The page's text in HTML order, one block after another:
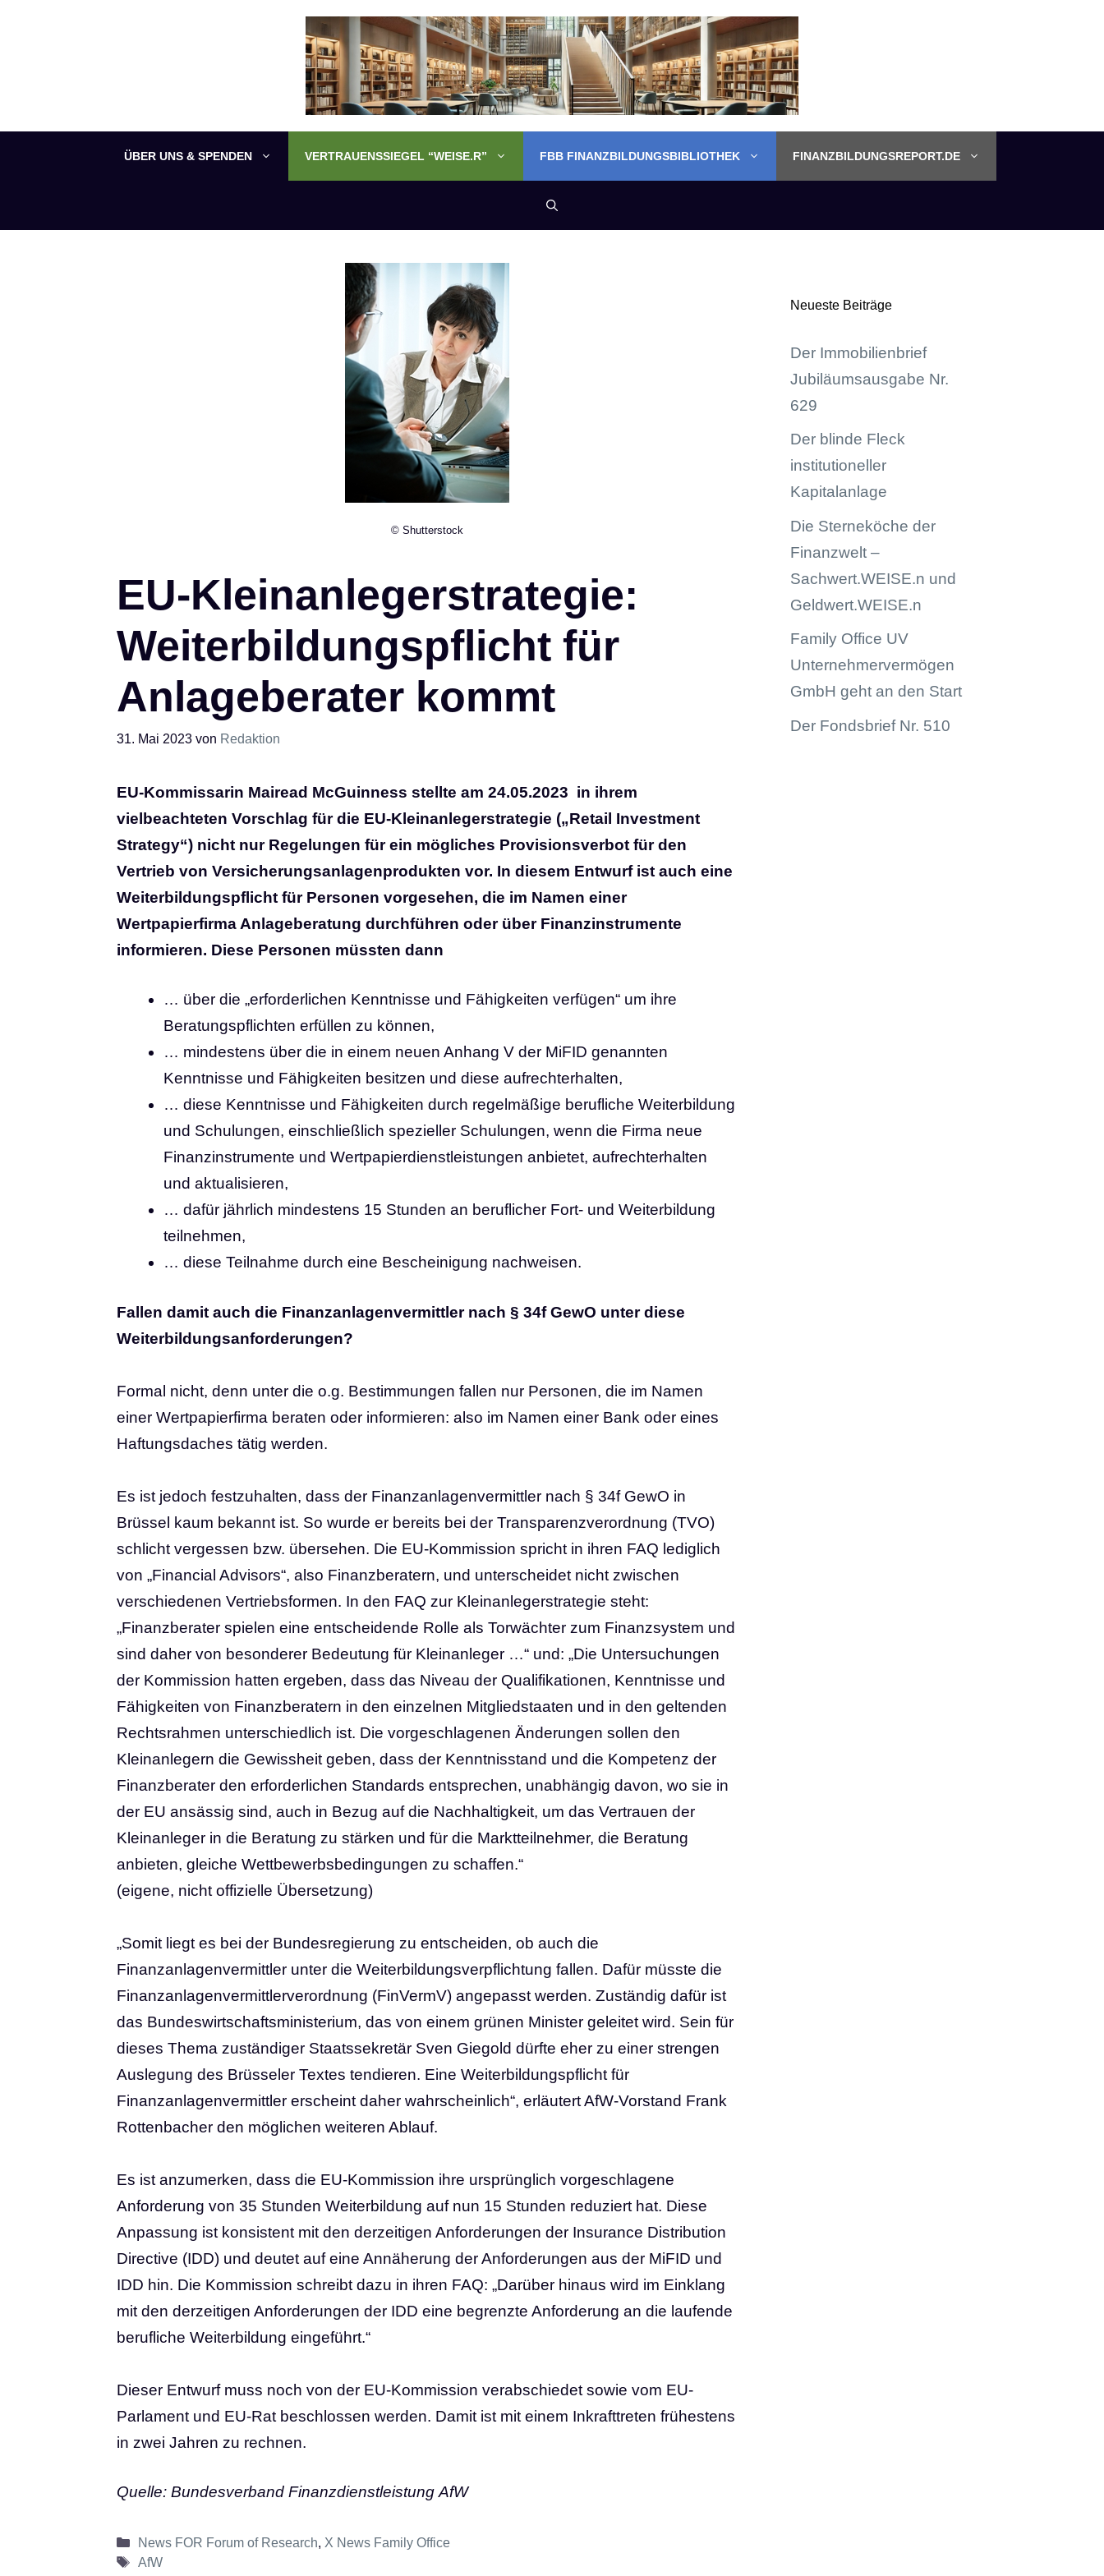
ÜBER UNS & SPENDEN VERTRAUENSSIEGEL “WEISE.R” FBB FINANZBILDUNGSBIBLIOTHEK FINANZBILDUNGSREPORT.DE
© Shutterstock
EU-Kleinanlegerstrategie:
Weiterbildungspflicht für
Anlageberater kommt
31. Mai 2023 von Redaktion
EU-Kommissarin Mairead McGuinness stellte am 24.05.2023 in ihrem
vielbeachteten Vorschlag für die EU-Kleinanlegerstrategie („Retail Investment
Strategy“) nicht nur Regelungen für ein mögliches Provisionsverbot für den
Vertrieb von Versicherungsanlagenprodukten vor. In diesem Entwurf ist auch eine
Weiterbildungspflicht für Personen vorgesehen, die im Namen einer
Wertpapierfirma Anlageberatung durchführen oder über Finanzinstrumente
informieren. Diese Personen müssten dann
… über die „erforderlichen Kenntnisse und Fähigkeiten verfügen“ um ihre
Beratungspflichten erfüllen zu können,
… mindestens über die in einem neuen Anhang V der MiFID genannten
Kenntnisse und Fähigkeiten besitzen und diese aufrechterhalten,
… diese Kenntnisse und Fähigkeiten durch regelmäßige berufliche Weiterbildung
und Schulungen, einschließlich spezieller Schulungen, wenn die Firma neue
Finanzinstrumente und Wertpapierdienstleistungen anbietet, aufrechterhalten
und aktualisieren,
… dafür jährlich mindestens 15 Stunden an beruflicher Fort- und Weiterbildung
teilnehmen,
… diese Teilnahme durch eine Bescheinigung nachweisen.
Fallen damit auch die Finanzanlagenvermittler nach § 34f GewO unter diese
Weiterbildungsanforderungen?
Formal nicht, denn unter die o.g. Bestimmungen fallen nur Personen, die im Namen
einer Wertpapierfirma beraten oder informieren: also im Namen einer Bank oder eines
Haftungsdaches tätig werden.
Es ist jedoch festzuhalten, dass der Finanzanlagenvermittler nach § 34f GewO in
Brüssel kaum bekannt ist. So wurde er bereits bei der Transparenzverordnung (TVO)
schlicht vergessen bzw. übersehen. Die EU-Kommission spricht in ihren FAQ lediglich
von „Financial Advisors“, also Finanzberatern, und unterscheidet nicht zwischen
verschiedenen Vertriebsformen. In den FAQ zur Kleinanlegerstrategie steht:
„Finanzberater spielen eine entscheidende Rolle als Torwächter zum Finanzsystem und
sind daher von besonderer Bedeutung für Kleinanleger …“ und: „Die Untersuchungen
der Kommission hatten ergeben, dass das Niveau der Qualifikationen, Kenntnisse und
Fähigkeiten von Finanzberatern in den einzelnen Mitgliedstaaten und in den geltenden
Rechtsrahmen unterschiedlich ist. Die vorgeschlagenen Änderungen sollen den
Kleinanlegern die Gewissheit geben, dass der Kenntnisstand und die Kompetenz der
Finanzberater den erforderlichen Standards entsprechen, unabhängig davon, wo sie in
der EU ansässig sind, auch in Bezug auf die Nachhaltigkeit, um das Vertrauen der
Kleinanleger in die Beratung zu stärken und für die Marktteilnehmer, die Beratung
anbieten, gleiche Wettbewerbsbedingungen zu schaffen.“
(eigene, nicht offizielle Übersetzung)
„Somit liegt es bei der Bundesregierung zu entscheiden, ob auch die
Finanzanlagenvermittler unter die Weiterbildungsverpflichtung fallen. Dafür müsste die
Finanzanlagenvermittlerverordnung (FinVermV) angepasst werden. Zuständig dafür ist
das Bundeswirtschaftsministerium, das von einem grünen Minister geleitet wird. Sein für
dieses Thema zuständiger Staatssekretär Sven Giegold dürfte eher zu einer strengen
Auslegung des Brüsseler Textes tendieren. Eine Weiterbildungspflicht für
Finanzanlagenvermittler erscheint daher wahrscheinlich“, erläutert AfW-Vorstand Frank
Rottenbacher den möglichen weiteren Ablauf.
Es ist anzumerken, dass die EU-Kommission ihre ursprünglich vorgeschlagene
Anforderung von 35 Stunden Weiterbildung auf nun 15 Stunden reduziert hat. Diese
Anpassung ist konsistent mit den derzeitigen Anforderungen der Insurance Distribution
Directive (IDD) und deutet auf eine Annäherung der Anforderungen aus der MiFID und
IDD hin. Die Kommission schreibt dazu in ihren FAQ: „Darüber hinaus wird im Einklang
mit den derzeitigen Anforderungen der IDD eine begrenzte Anforderung an die laufende
berufliche Weiterbildung eingeführt.“
Dieser Entwurf muss noch von der EU-Kommission verabschiedet sowie vom EU-
Parlament und EU-Rat beschlossen werden. Damit ist mit einem Inkrafttreten frühestens
in zwei Jahren zu rechnen.
Quelle: Bundesverband Finanzdienstleistung AfW
Kategorien
News FOR Forum of Research, X News Family Office
Schlagwörter
AfW
Neueste Beiträge
Der Immobilienbrief
Jubiläumsausgabe Nr.
629
Der blinde Fleck
institutioneller
Kapitalanlage
Die Sterneköche der
Finanzwelt –
Sachwert.WEISE.n und
Geldwert.WEISE.n
Family Office UV
Unternehmervermögen
GmbH geht an den Start
Der Fondsbrief Nr. 510